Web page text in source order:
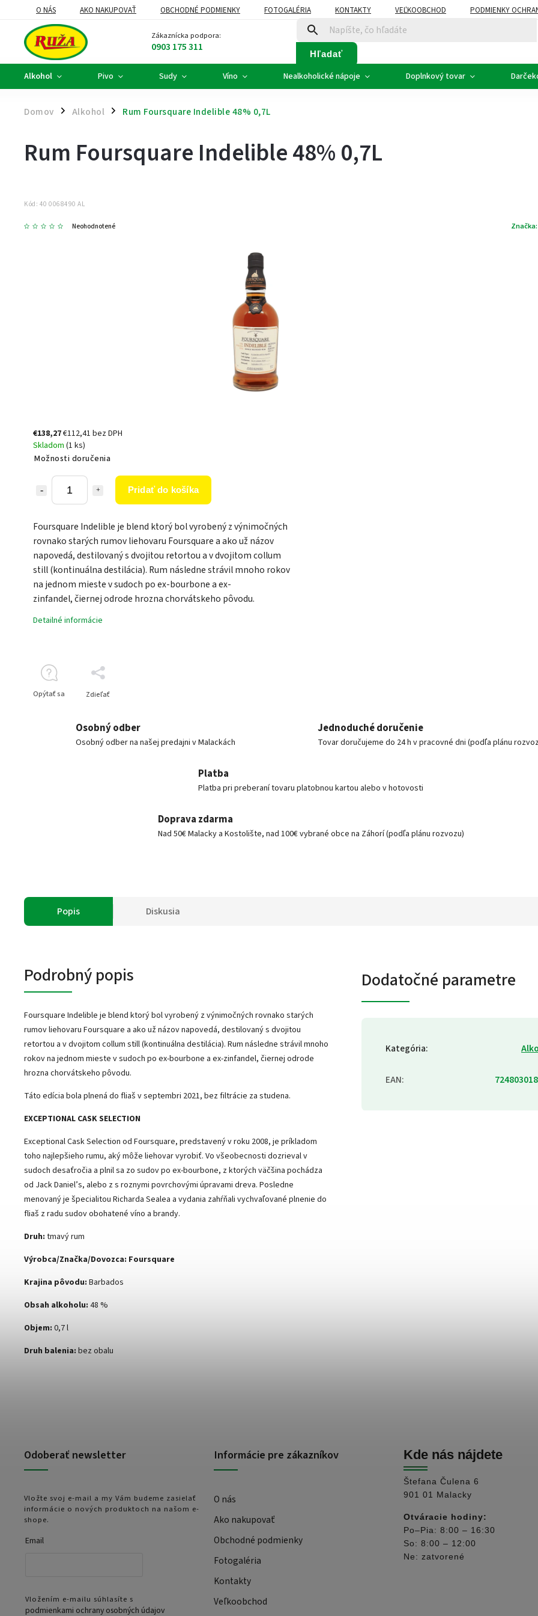
O NÁS AKO NAKUPOVAŤ OBCHODNÉ PODMIENKY FOTOGALÉRIA KONTAKTY VEĽKOOBCHOD
PODMIENKY
DARČEKOVÉ KOŠE A FIREMNÉ DARČEKY
SVADOBNÉ VÍNO - ETIKETY
PLÁN ROZVOZU
Zákaznícka podpora:
0903 175 311 Hľadať
Alkohol Pivo Sudy Víno Nealkoholické nápoje Doplnkový tovar
Domov / Alkohol / Rum Foursquare Indelible 48% 0,7L
Rum Foursquare Indelible 48% 0,7L
Kód: 40 0068490 AL
Neohodnotené
€138,27€112,41 bez DPH
Skladom (1 ks)
Možnosti doručenia
Pridať do košíka
Foursquare Indelible je blend ktorý bol vyrobený z výnimočných
rovnako starých rumov liehovaru Foursquare a ako už názov
napovedá, destilovaný s dvojitou retortou a v dvojitom collum
still (kontinuálna destilácia). Rum následne strávil mnoho rokov
na jednom mieste v sudoch po ex-bourbone a ex-
zinfandel, čiernej odrode hrozna chorvátskeho pôvodu.
Detailné informácie
Opýtať sa Zdieľať
Osobný odber
Osobný odber na našej predajni v Malackách
Jednoduché doručenie
Tovar doručujeme do 24 h v pracovné dni (podľa plánu
Platba
Platba pri preberaní tovaru platobnou kartou alebo v hotovosti
Doprava zdarma
Nad 50€ Malacky a Kostolište, nad 100€ vybrané obce na Záhorí (podľa plánu rozvozu)
Popis Diskusia
Podrobný popis
Foursquare Indelible je blend ktorý bol vyrobený z výnimočných rovnako starých
rumov liehovaru Foursquare a ako už názov napovedá, destilovaný s dvojitou
retortou a v dvojitom collum still (kontinuálna destilácia). Rum následne strávil mnoho
rokov na jednom mieste v sudoch po ex-bourbone a ex-zinfandel, čiernej odrode
hrozna chorvátskeho pôvodu.
Táto edícia bola plnená do fliaš v septembri 2021, bez filtrácie za studena.
EXCEPTIONAL CASK SELECTION
Exceptional Cask Selection od Foursquare, predstavený v roku 2008, je príkladom
toho najlepšieho rumu, aký môže liehovar vyrobiť. Vo všeobecnosti dozrieval v
sudoch desaťročia a plnil sa zo sudov po ex-bourbone, z ktorých väčšina pochádza
od Jack Daniel’s, alebo z s roznymi povrchovými úpravami dreva. Posledne
menovaný je špecialitou Richarda Sealea a vydania zahŕňali vychvaľované plnenie do
fliaš z radu sudov obohatené víno a brandy.
Druh: tmavý rum
Výrobca/Značka/Dovozca: Foursquare
Krajina pôvodu: Barbados
Obsah alkoholu: 48 %
Objem: 0,7 l
Druh balenia: bez obalu
Dodatočné parametre
Kategória:
EAN:
Odoberať newsletter
Vložte svoj e-mail a my Vám budeme zasielať
informácie o nových produktoch na našom e-
shope.
Email
Vložením e-mailu súhlasíte s
podmienkami ochrany osobných údajov
Informácie pre zákazníkov
O nás
Ako nakupovať
Obchodné podmienky
Fotogaléria
Kontakty
Veľkoobchod
Kde nás nájdete
Štefana Čulena 6
901 01 Malacky
Otváracie hodiny:
Po–Pia: 8:00 – 16:30
So: 8:00 – 12:00
Ne: zatvorené